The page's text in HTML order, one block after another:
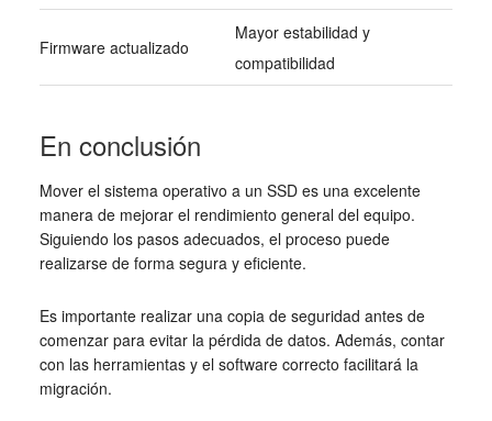
Firmware actualizado
Mayor estabilidad y
compatibilidad
En conclusión
Mover el sistema operativo a un SSD es una excelente
manera de mejorar el rendimiento general del equipo.
Siguiendo los pasos adecuados, el proceso puede
realizarse de forma segura y eficiente.
Es importante realizar una copia de seguridad antes de
comenzar para evitar la pérdida de datos. Además, contar
con las herramientas y el software correcto facilitará la
migración.